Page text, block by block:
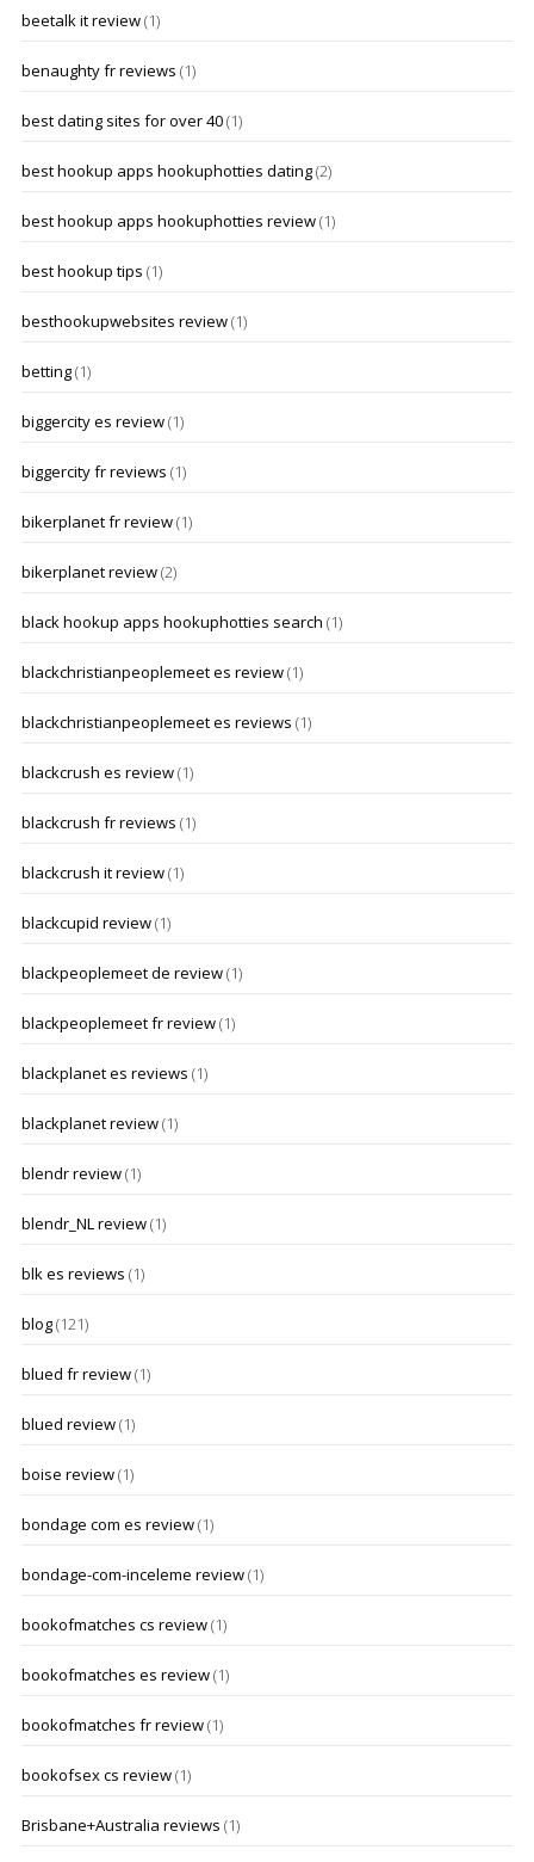
beetalk it review(1)
benaughty fr reviews (1)
best dating sites for over 40(1)
best hookup apps hookuphotties dating(2)
best hookup apps hookuphotties review(1)
best hookup tips (1)
besthookupwebsites review(1)
betting(1)
biggercity es review(1)
biggercity fr reviews (1)
bikerplanet fr review(1)
bikerplanet review(2)
black hookup apps hookuphotties search (1)
blackchristianpeoplemeet es review(1)
blackchristianpeoplemeet es reviews (1)
blackcrush es review(1)
blackcrush fr reviews (1)
blackcrush it review(1)
blackcupid review(1)
blackpeoplemeet de review(1)
blackpeoplemeet fr review(1)
blackplanet es reviews (1)
blackplanet review(1)
blendr review(1)
blendr_NL review(1)
blk es reviews (1)
blog(121)
blued fr review(1)
blued review(1)
boise review(1)
bondage com es review(1)
bondage-com-inceleme review(1)
bookofmatches cs review(1)
bookofmatches es review(1)
bookofmatches fr review(1)
bookofsex cs review(1)
Brisbane+Australia reviews (1)